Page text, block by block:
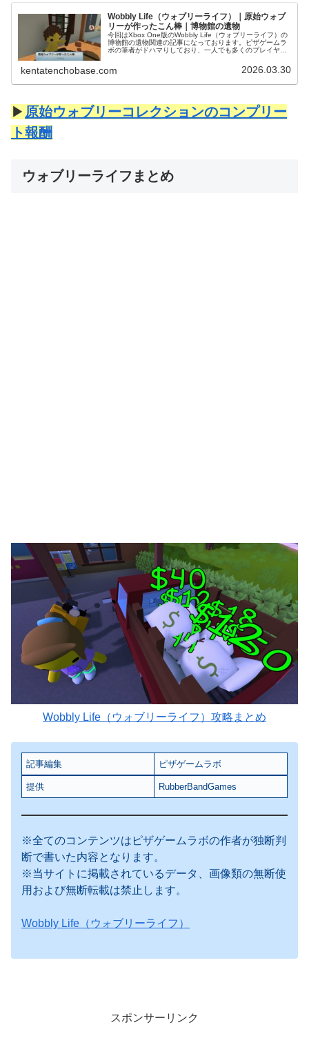
Wobbly Life（ウォブリーライフ）｜原始ウォブ
リーが作ったこん棒｜博物館の遺物
今回はXbox One版のWobbly Life（ウォブリーライフ）の
博物館の遺物関連の記事になっております。ピザゲームラ
ボの筆者がドハマりしており、一人でも多くのプレイヤー
kentatenchobase.com 2026.03.30
▶ 原始ウォブリーコレクションのコンプリー
ト報酬
ウォブリーライフまとめ
Wobbly Life（ウォブリーライフ）攻略まとめ
記事編集 ピザゲームラボ
提供 RubberBandGames
※全てのコンテンツはピザゲームラボの作者が独断判
断で書いた内容となります。
※当サイトに掲載されているデータ、画像類の無断使
用および無断転載は禁止します。
Wobbly Life（ウォブリーライフ）
スポンサーリンク